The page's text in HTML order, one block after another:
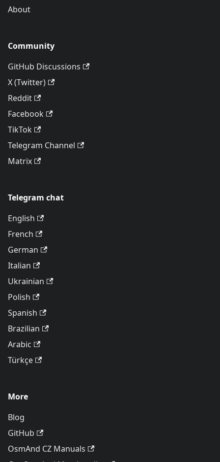
About
Community
GitHub Discussions
X (Twitter)
Reddit
Facebook
TikTok
Telegram Channel
Matrix
Telegram chat
English
French
German
Italian
Ukrainian
Polish
Spanish
Brazilian
Arabic
Türkçe
More
Blog
GitHub
OsmAnd CZ Manuals